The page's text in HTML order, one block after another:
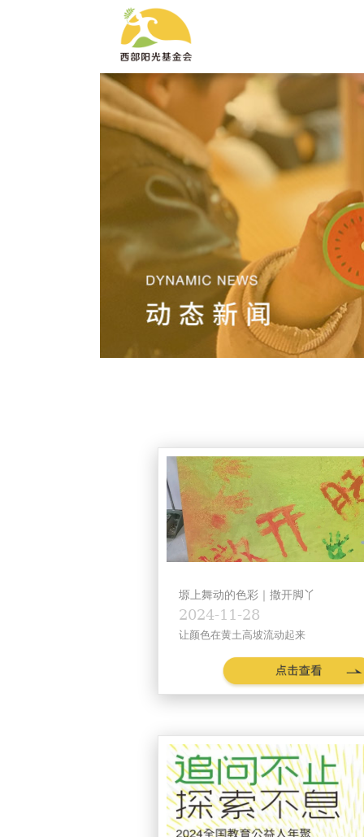
塬上舞动的色彩｜撒开脚丫
2024-11-28
让颜色在黄土高坡流动起来